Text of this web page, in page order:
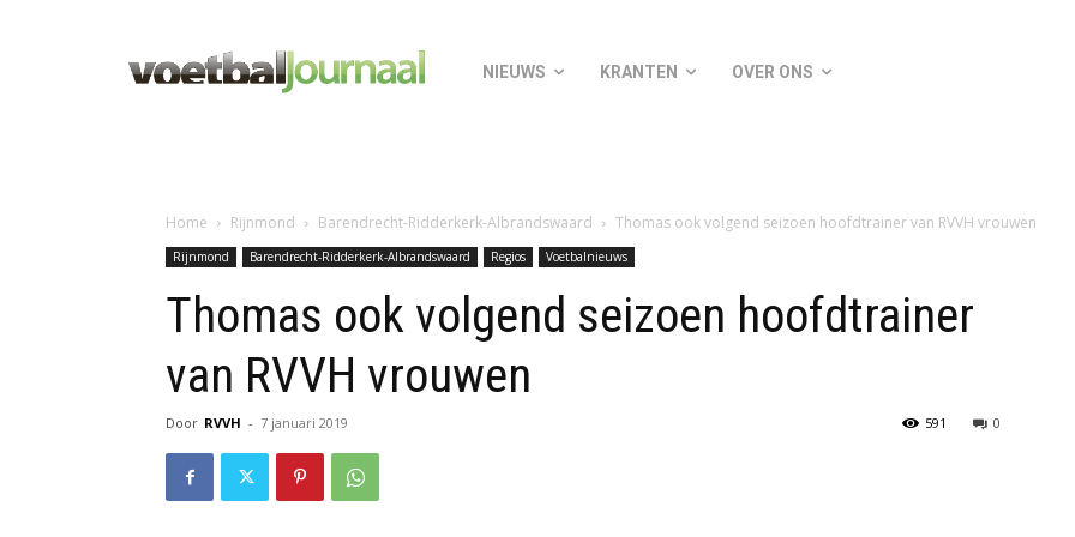
NIEUWS KRANTEN OVER ONS
Home Rijnmond Barendrecht-Ridderkerk-Albrandswaard Thomas ook volgend seizoen hoofdtrainer van RVVH vrouwen
Rijnmond Barendrecht-Ridderkerk-Albrandswaard Regios Voetbalnieuws
Thomas ook volgend seizoen hoofdtrainer
van RVVH vrouwen
Door RVVH - 7 januari 2019 0
591